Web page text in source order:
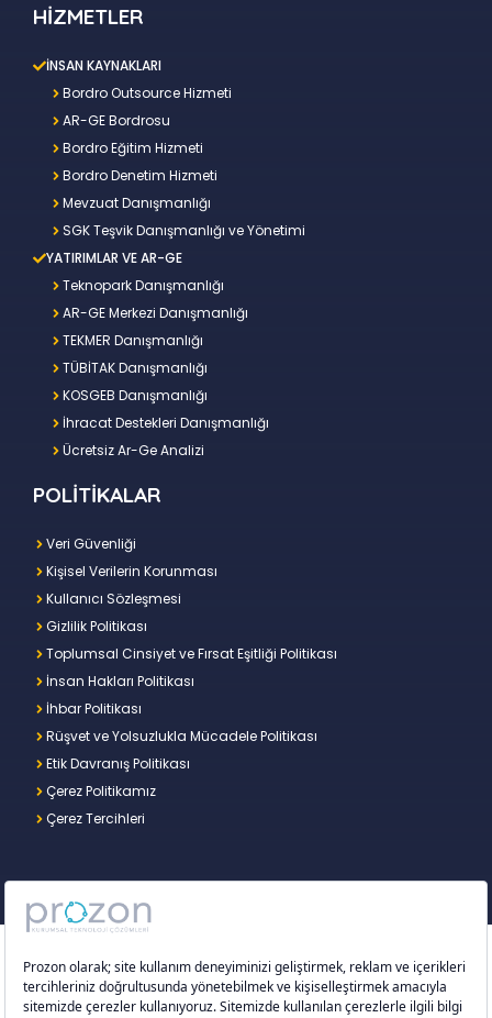
HİZMETLER
İNSAN KAYNAKLARI
Bordro Outsource Hizmeti
AR-GE Bordrosu
Bordro Eğitim Hizmeti
Bordro Denetim Hizmeti
Mevzuat Danışmanlığı
SGK Teşvik Danışmanlığı ve Yönetimi
YATIRIMLAR VE AR-GE
Teknopark Danışmanlığı
AR-GE Merkezi Danışmanlığı
TEKMER Danışmanlığı
TÜBİTAK Danışmanlığı
KOSGEB Danışmanlığı
İhracat Destekleri Danışmanlığı
Ücretsiz Ar-Ge Analizi
POLİTİKALAR
Veri Güvenliği
Kişisel Verilerin Korunması
Kullanıcı Sözleşmesi
Gizlilik Politikası
Toplumsal Cinsiyet ve Fırsat Eşitliği Politikası
İnsan Hakları Politikası
İhbar Politikası
Rüşvet ve Yolsuzlukla Mücadele Politikası
Etik Davranış Politikası
Çerez Politikamız
Çerez Tercihleri
Copyright © 2026 – Prozon. Prozon markası ve
Prozon Kurumsal Teknoloji Çözümleri Anonim